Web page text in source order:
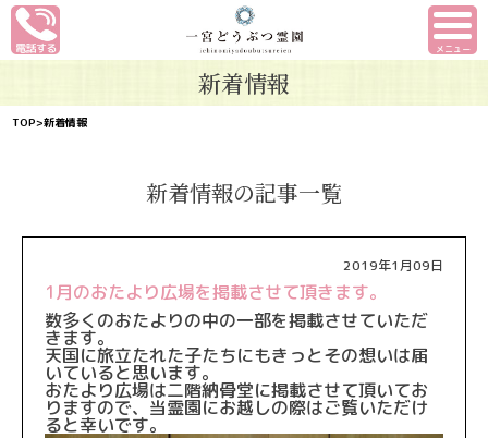
メニュー
新着情報
TOP>新着情報
新着情報の記事一覧
2019年1月09日
1月のおたより広場を掲載させて頂きます。
数多くのおたよりの中の一部を掲載させていただ
きます。
天国に旅立たれた子たちにもきっとその想いは届
いていると思います。
おたより広場は二階納骨堂に掲載させて頂いてお
りますので、 当霊園にお越しの際はご覧いただけ
ると幸いです。